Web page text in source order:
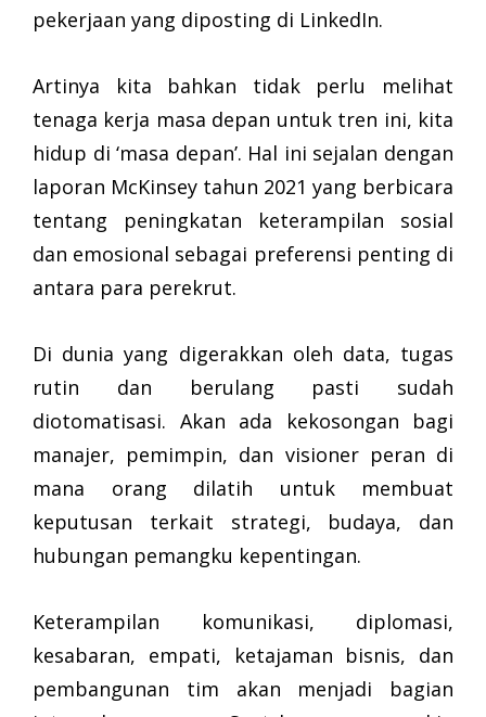
pekerjaan yang diposting di LinkedIn.
Artinya kita bahkan tidak perlu melihat
tenaga kerja masa depan untuk tren ini, kita
hidup di ‘masa depan’. Hal ini sejalan dengan
laporan McKinsey tahun 2021 yang berbicara
tentang peningkatan keterampilan sosial
dan emosional sebagai preferensi penting di
antara para perekrut.
Di dunia yang digerakkan oleh data, tugas
rutin dan berulang pasti sudah
diotomatisasi. Akan ada kekosongan bagi
manajer, pemimpin, dan visioner peran di
mana orang dilatih untuk membuat
keputusan terkait strategi, budaya, dan
hubungan pemangku kepentingan.
Keterampilan komunikasi, diplomasi,
kesabaran, empati, ketajaman bisnis, dan
pembangunan tim akan menjadi bagian